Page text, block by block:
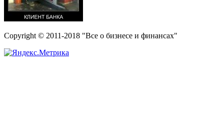
Copyright © 2011-2018 "Все о бизнесе и финансах"